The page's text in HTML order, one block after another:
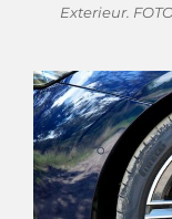
Exterieur.